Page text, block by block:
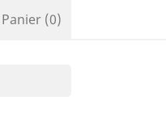
Panier (0)